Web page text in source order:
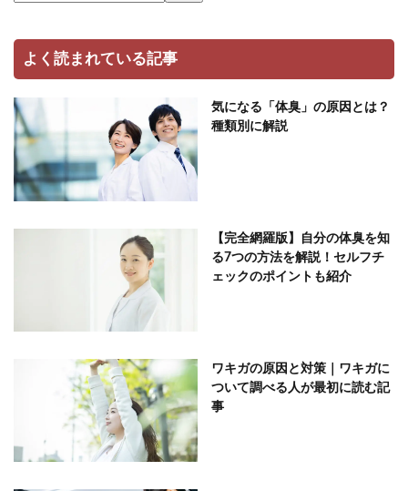
よく読まれている記事
気になる「体臭」の原因とは？
種類別に解説
【完全網羅版】自分の体臭を知
る7つの方法を解説！セルフチ
ェックのポイントも紹介
ワキガの原因と対策｜ワキガに
ついて調べる人が最初に読む記
事